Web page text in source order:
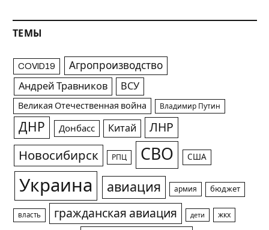
ТЕМЫ
COVID19 Агропроизводство
Андрей Травников ВСУ
Великая Отечественная война Владимир Путин
ДНР Донбасс Китай ЛНР
Новосибирск РПЦ СВО США
Украина авиация армия бюджет
власть гражданская авиация дети жкх